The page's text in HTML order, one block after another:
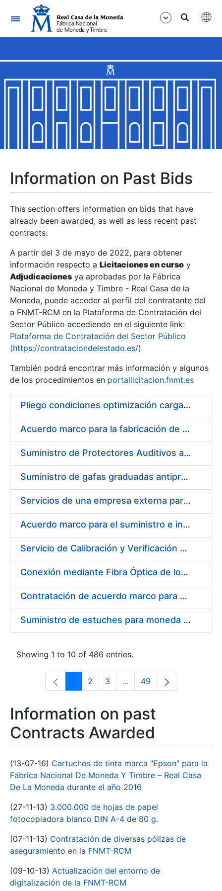
Navigation
Show/Hide
Show/Hide
Show/Hide
Show/Hide
Show/Hide
Show/Hide
Information on Past Bids
This section offers information on bids that have
already been awarded, as well as less recent past
contracts:
A partir del 3 de mayo de 2022, para obtener
información respecto a Licitaciones en curso y
Adjudicaciones ya aprobadas por la Fábrica
Nacional de Moneda y Timbre - Real Casa de la
Moneda, puede acceder al perfil del contratante del
a FNMT-RCM en la Plataforma de Contratación del
Sector Público accediendo en el siguiente link:
Plataforma de Contratación del Sector Público
(https://contrataciondelestado.es/)
También podrá encontrar más información y algunos
de los procedimientos en portallicitacion.fnmt.es
Pliego condiciones optimización cargas compras firmado
Acuerdo marco para la fabricación de piezas
Suministro de Protectores Auditivos a medida para las personas trabajadoras de los Centros de Trabajo de Madrid y Burgos
Suministro de gafas graduadas antiproyecciones para los trabajadores de la FNMT-RCM en los centros de trabajo de Madrid y Burgos
Servicios de una empresa externa para el asesoramiento y resolución de los recursos de alzada que se presentan relacionados con procesos de selección para la FNMT-RCM
Acuerdo marco para el suministro e instalación de persianas, estores y otros complementos
Servicio de Calibración y Verificación Externa de los Equipos de Medición del Servicio de Prevención de la FNMT-RCM
Conexión mediante Fibra Óptica de los Centros de Proceso de Datos (CPDs) de las sedes de la FNMT-RCM de Burgos y Madrid
Contratación de acuerdo marco para el Suministro de Material de Electricidad para la Fábrica Nacional de Moneda y Timbre-Real Casa de la Moneda en su centro de trabajo de Burgos
Suministro de estuches para moneda de 30 €
Showing 1 to 10 of 486 entries.
Page
1 Page
2 Page
3 ...Intermediate Pages Use
Page
49
Information on past
Contracts Awarded
(13-07-16) Cartuchos de tinta marca "Epson" para la
Fábrica Nacional De Moneda Y Timbre – Real Casa
De La Moneda durante el año 2016
(27-11-13) 3.000.000 de hojas de papel
fotocopiadora blanco DIN A-4 de 80 g.
(07-11-13) Contratación de diversas pólizas de
aseguramiento en la FNMT-RCM
(09-10-13) Actualización del entorno de
digitalización de la FNMT-RCM